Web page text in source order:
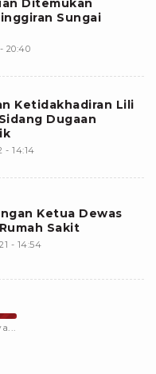
Ditemukan
Sungai
20:40
Ketidakhadiran Lili
Dugaan
- 14:14
Ketua Dewas
Sakit
- 14:54